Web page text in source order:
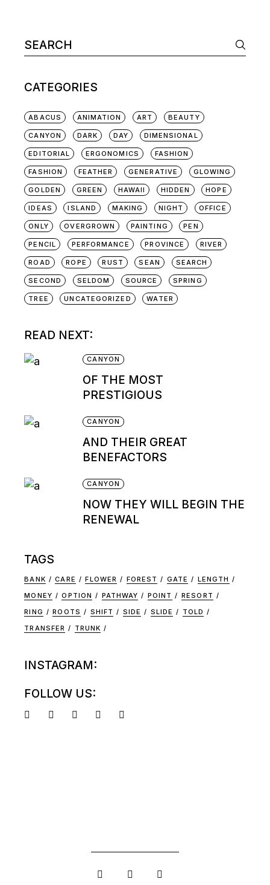
CATEGORIES
ABACUS ANIMATION ART BEAUTY
CANYON DARK DAY DIMENSIONAL
EDITORIAL ERGONOMICS FASHION
FASHION FEATHER GENERATIVE GLOWING
GOLDEN GREEN HAWAII HIDDEN HOPE
IDEAS ISLAND MAKING NIGHT OFFICE
ONLY OVERGROWN PAINTING PEN
PENCIL PERFORMANCE PROVINCE RIVER
ROAD ROPE RUST SEAN SEARCH
SECOND SELDOM SOURCE SPRING
TREE UNCATEGORIZED WATER
READ NEXT:
CANYON
OF THE MOST
PRESTIGIOUS
CANYON
AND THEIR GREAT
BENEFACTORS
CANYON
NOW THEY WILL BEGIN THE
RENEWAL
TAGS
BANK CARE FLOWER FOREST GATE
LENGTH
MONEY
OPTION PATHWAY POINT
RESORT
RING
ROOTS SHIFT SIDE SLIDE
TOLD
TRANSFER
TRUNK
INSTAGRAM:
FOLLOW US: